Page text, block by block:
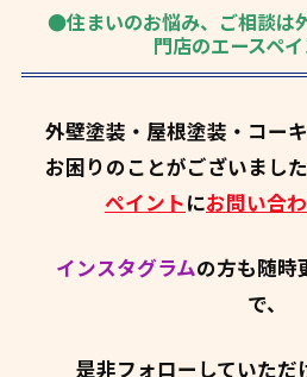
●住まいのお悩み、ご相談は
門店のエースペ
外壁塗装・屋根塗装・コー
お困りのことがございまし
ペイントにお問い合
インスタグラムの方も随時
で、
是非フォローしていただ